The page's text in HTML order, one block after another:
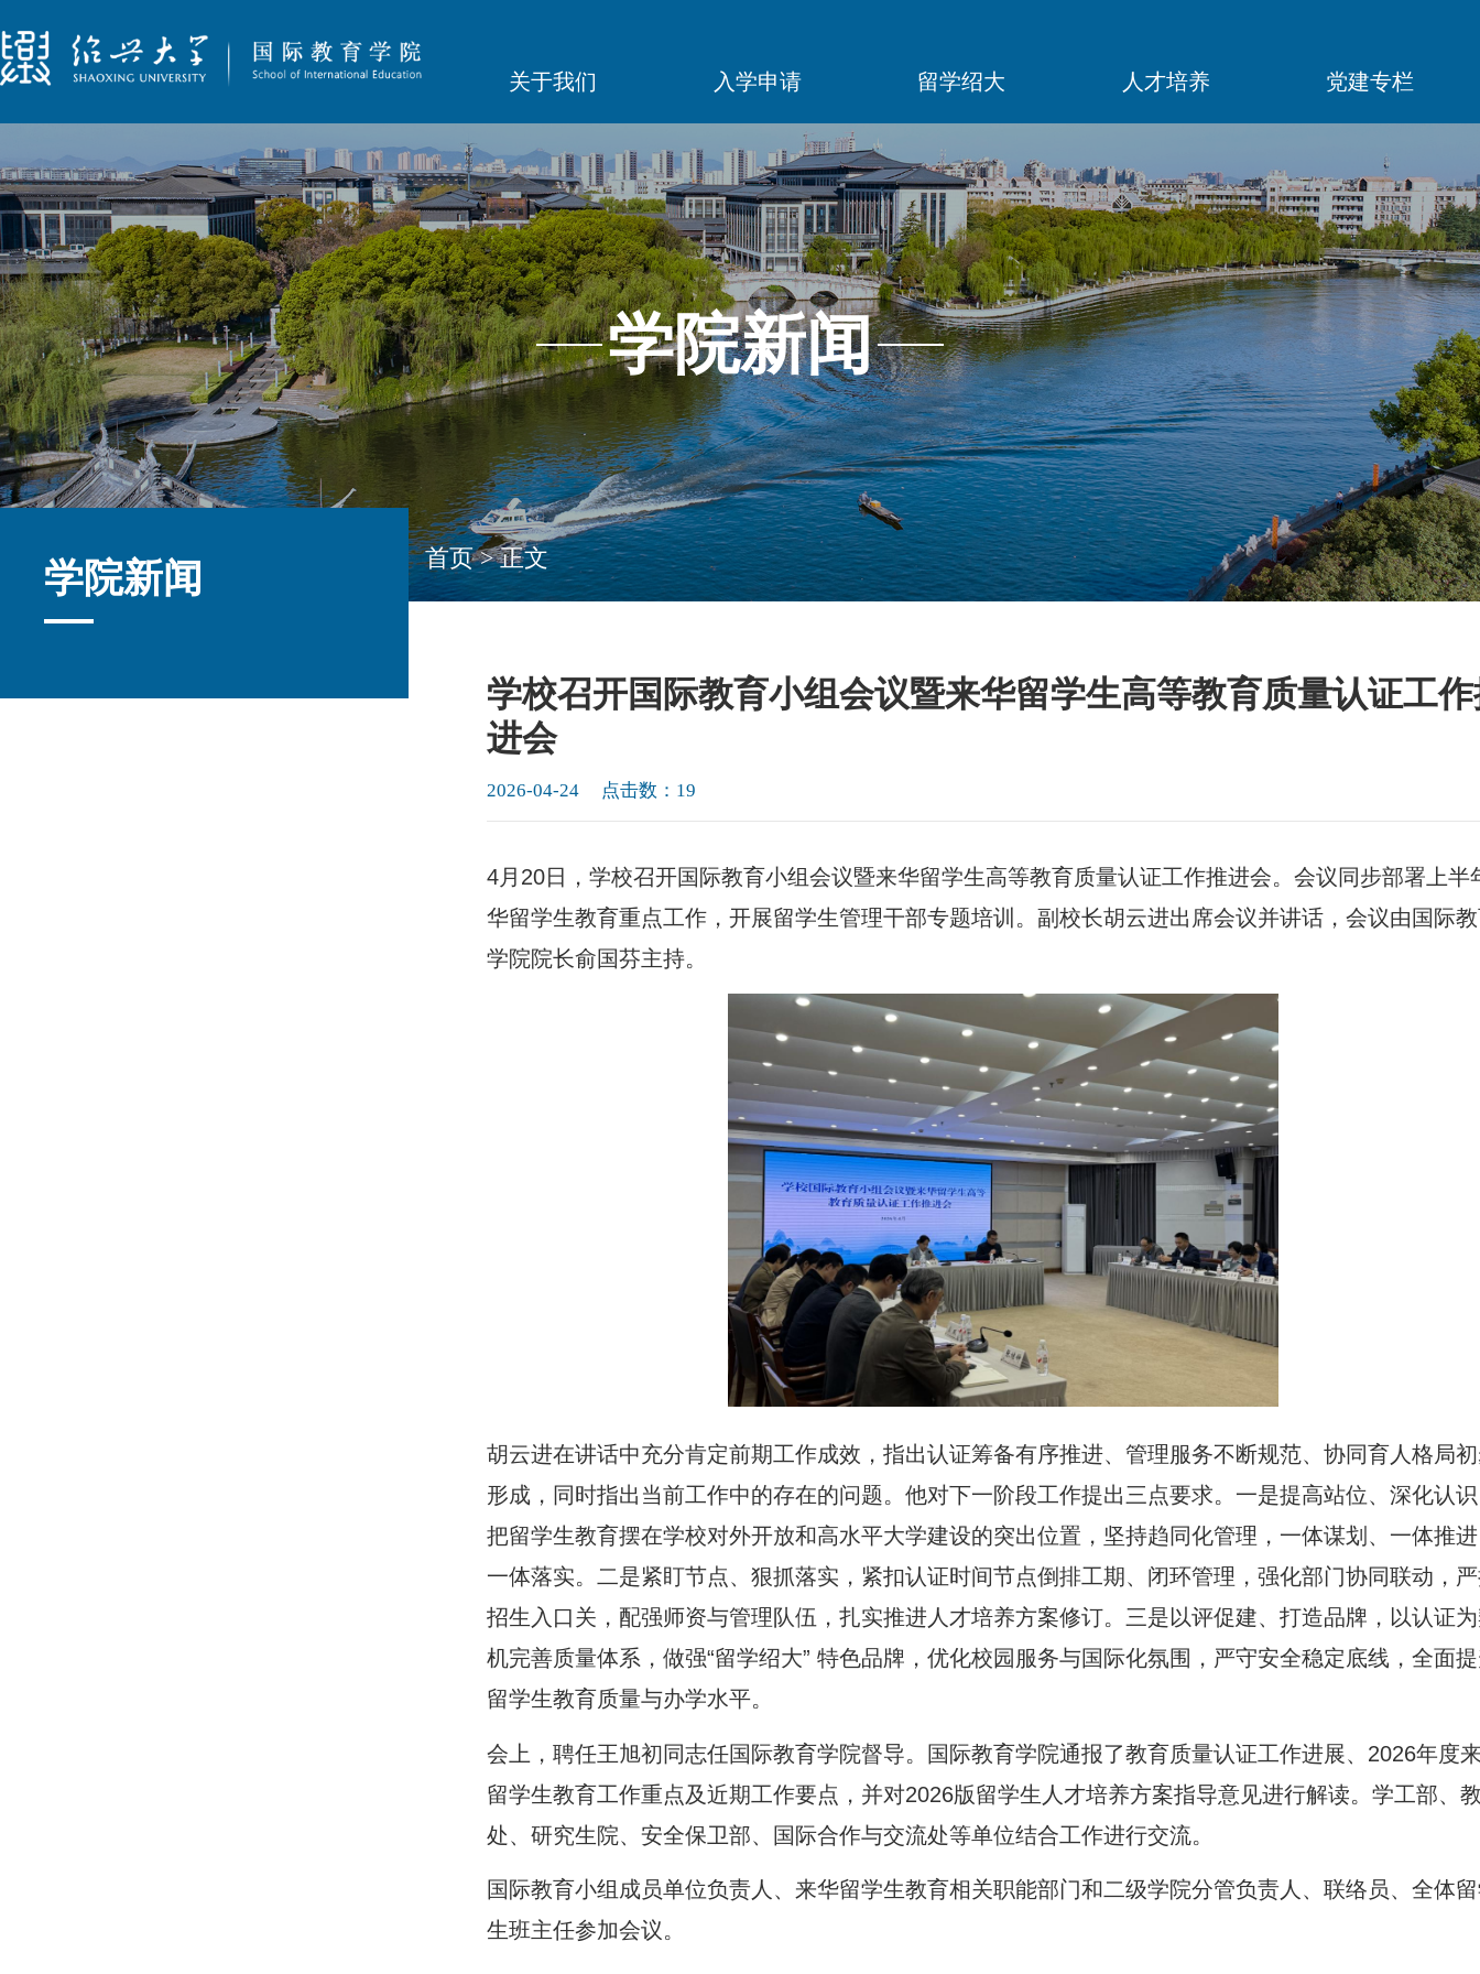
关于我们 入学申请 留学绍大 人才培养 党建专栏
学院新闻
首页> 正文
学院新闻
学校召开国际教育小组会议暨来华留学生高等教育质量认证工
进会
2026-04-24 点击数： 19
4月20日，学校召开国际教育小组会议暨来华留学生高等教育质量认证工作推进会。会议同步部署上半
华留学生教育重点工作，开展留学生管理干部专题培训。副校长胡云进出席会议并讲话，会议由国际
学院院长俞国芬主持。
胡云进在讲话中充分肯定前期工作成效，指出认证筹备有序推进、管理服务不断规范、协同育人格局
形成，同时指出当前工作中的存在的问题。他对下一阶段工作提出三点要求。一是提高站位、深化认
把留学生教育摆在学校对外开放和高水平大学建设的突出位置，坚持趋同化管理，一体谋划、一体推
一体落实。二是紧盯节点、狠抓落实，紧扣认证时间节点倒排工期、闭环管理，强化部门协同联动，
招生入口关，配强师资与管理队伍，扎实推进人才培养方案修订。三是以评促建、打造品牌，以认证
机完善质量体系，做强“留学绍大” 特色品牌，优化校园服务与国际化氛围，严守安全稳定底线，全面
留学生教育质量与办学水平。
会上，聘任王旭初同志任国际教育学院督导。国际教育学院通报了教育质量认证工作进展、2026年度
留学生教育工作重点及近期工作要点，并对2026版留学生人才培养方案指导意见进行解读。学工部、
处、研究生院、安全保卫部、国际合作与交流处等单位结合工作进行交流。
国际教育小组成员单位负责人、来华留学生教育相关职能部门和二级学院分管负责人、联络员、全体
生班主任参加会议。